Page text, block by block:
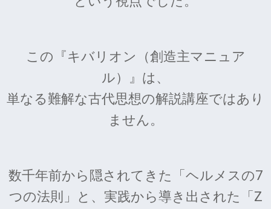
この『キバリオン（創造主マニュア
ル）』は、
単なる難解な古代思想の解説講座ではあり
ません。
数千年前から隠されてきた「ヘルメスの7
つの法則」と、実践から導き出された「Z